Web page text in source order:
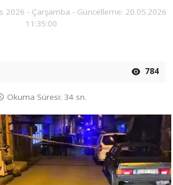
2026 - Çarşamba - Güncelleme: 20.05.2026
11:35:00
784
Okuma Süresi: 34 sn.